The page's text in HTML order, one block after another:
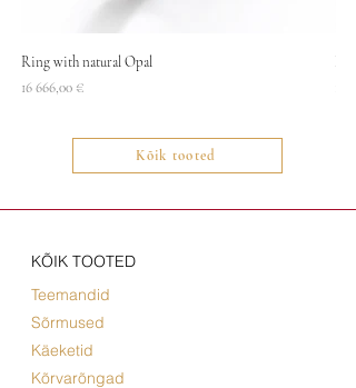
Ring with natural Opal
Price
16 666,00 €
Kõik tooted
KÕIK TOOTED
Teemandid
Sõrmused
Käeketid
Kõrvarõngad